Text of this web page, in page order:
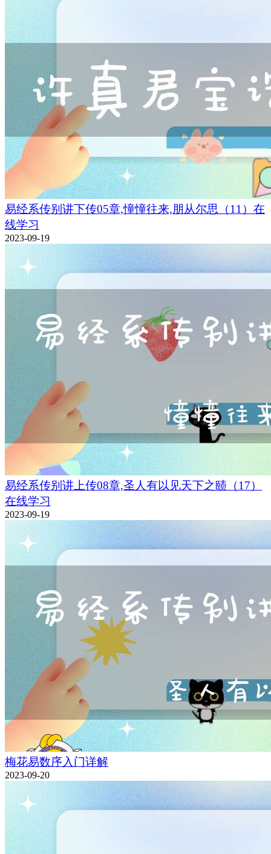
易经系传别讲下传05章,憧憧往来,朋从尔思（11）在
线学习
2023-09-19
易经系传别讲上传08章,圣人有以见天下之赜（17）
在线学习
2023-09-19
梅花易数序入门详解
2023-09-20